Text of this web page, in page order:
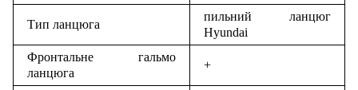
Тип ланцюга
пильний ланцюг
Hyundai
Фронтальне гальмо
ланцюга
+